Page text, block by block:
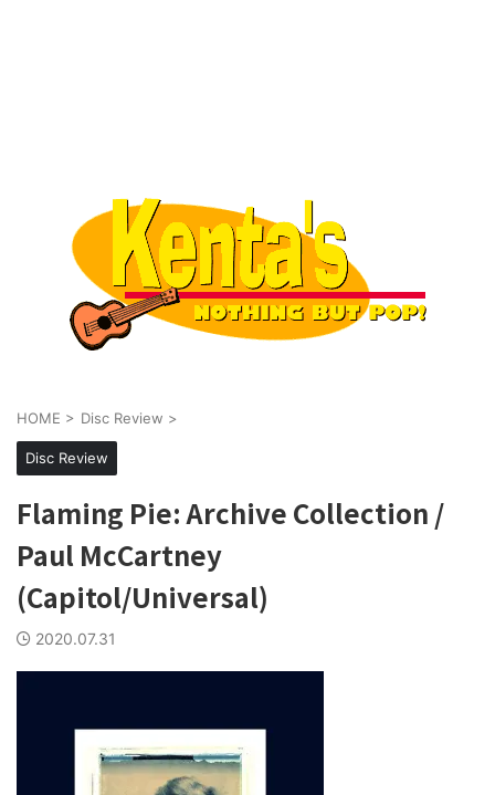
HOME > Disc Review >
Disc Review
Flaming Pie: Archive Collection /
Paul McCartney
(Capitol/Universal)
2020.07.31